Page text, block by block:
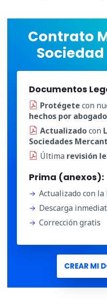
Contrato
Documentos
Protégete con
hechos por
Actualizadocon
Sociedades
Última revisión
Prima (anexos):
Actualizado con
Descarga
Corrección gratis
CREAR MI